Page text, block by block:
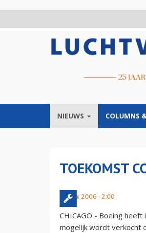
NIEUWS COLUMNS
TOEKOMST
27 juni 2006 - 2:00
CHICAGO - Boeing
mogelijk wordt verkocht